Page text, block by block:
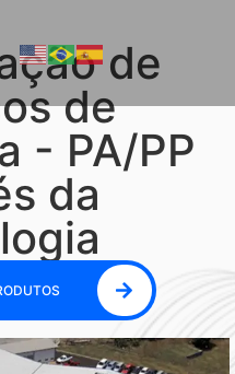
de
de
- PA/PP
da